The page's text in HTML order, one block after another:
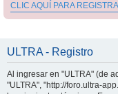
CLIC AQUÍ PARA
ULTRA - Registro
Al ingresar en "ULTRA" (de
"ULTRA", "http://foro.ultra-